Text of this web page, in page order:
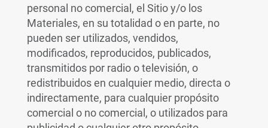
personal no comercial, el Sitio y/o los
Materiales, en su totalidad o en parte, no
pueden ser utilizados, vendidos,
modificados, reproducidos, publicados,
transmitidos por radio o televisión, o
redistribuidos en cualquier medio, directa o
indirectamente, para cualquier propósito
comercial o no comercial, o utilizados para